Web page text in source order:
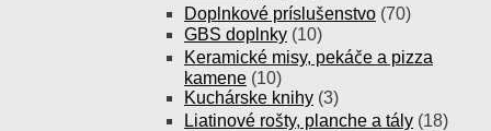
Doplnkové príslušenstvo (70)
GBS doplnky (10)
Keramické misy, pekáče a pizza
kamene (10)
Kuchárske knihy (3)
Liatinové rošty, planche a tály (18)